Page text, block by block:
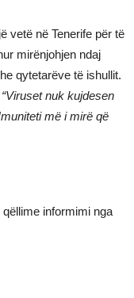
vetë në Tenerife për të
mirënjohjen ndaj
qytetarëve të ishullit.
“Viruset nuk kujdesen
më i mirë që
informimi nga